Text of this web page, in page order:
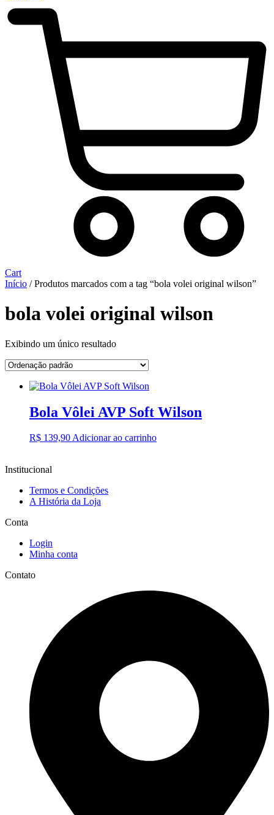
Cart
Início / Produtos marcados com a tag “bola volei original wilson”
bola volei original wilson
Exibindo um único resultado
Bola Vôlei AVP Soft Wilson
R$ 139,90Adicionar ao carrinho
Institucional
Termos e Condições
A História da Loja
Conta
Login
Minha conta
Contato